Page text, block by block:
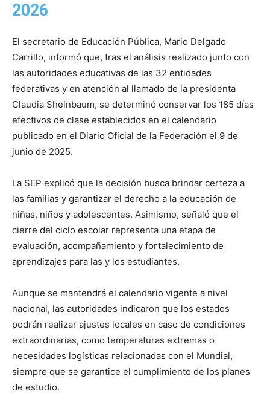
2026
El secretario de Educación Pública, Mario Delgado
Carrillo, informó que, tras el análisis realizado junto con
las autoridades educativas de las 32 entidades
federativas y en atención al llamado de la presidenta
Claudia Sheinbaum, se determinó conservar los 185 días
efectivos de clase establecidos en el calendario
publicado en el Diario Oficial de la Federación el 9 de
junio de 2025.
La SEP explicó que la decisión busca brindar certeza a
las familias y garantizar el derecho a la educación de
niñas, niños y adolescentes. Asimismo, señaló que el
cierre del ciclo escolar representa una etapa de
evaluación, acompañamiento y fortalecimiento de
aprendizajes para las y los estudiantes.
Aunque se mantendrá el calendario vigente a nivel
nacional, las autoridades indicaron que los estados
podrán realizar ajustes locales en caso de condiciones
extraordinarias, como temperaturas extremas o
necesidades logísticas relacionadas con el Mundial,
siempre que se garantice el cumplimiento de los planes
de estudio.